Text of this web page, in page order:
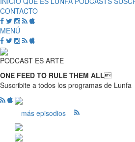
CONTACTO
MENÚ
PODCAST ES ARTE
ONE FEED TO RULE THEM ALL
Suscribite a todos los programas de Lunfa
más episodios